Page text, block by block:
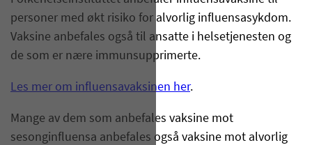
personer med økt risiko for alvorlig influensasykdom.
Vaksine anbefales også til ansatte i helsetjenesten og
de som er nære immunsupprimerte.
Les mer om influensavaksinen her.
Mange av dem som anbefales vaksine mot
sesonginfluensa anbefales også vaksine mot alvorlig